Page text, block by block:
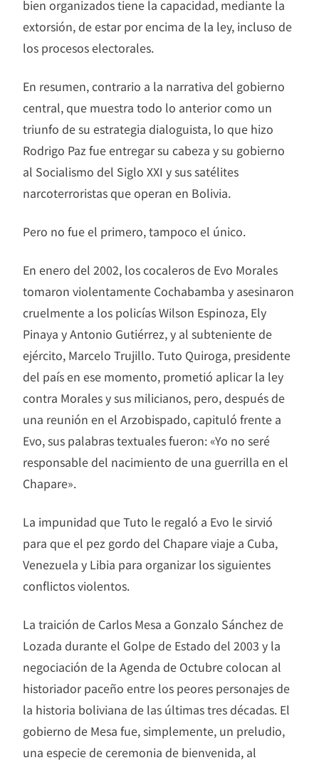
bien organizados tiene la capacidad, mediante la
extorsión, de estar por encima de la ley, incluso de
los procesos electorales.
En resumen, contrario a la narrativa del gobierno
central, que muestra todo lo anterior como un
triunfo de su estrategia dialoguista, lo que hizo
Rodrigo Paz fue entregar su cabeza y su gobierno
al Socialismo del Siglo XXI y sus satélites
narcoterroristas que operan en Bolivia.
Pero no fue el primero, tampoco el único.
En enero del 2002, los cocaleros de Evo Morales
tomaron violentamente Cochabamba y asesinaron
cruelmente a los policías Wilson Espinoza, Ely
Pinaya y Antonio Gutiérrez, y al subteniente de
ejército, Marcelo Trujillo. Tuto Quiroga, presidente
del país en ese momento, prometió aplicar la ley
contra Morales y sus milicianos, pero, después de
una reunión en el Arzobispado, capituló frente a
Evo, sus palabras textuales fueron: «Yo no seré
responsable del nacimiento de una guerrilla en el
Chapare».
La impunidad que Tuto le regaló a Evo le sirvió
para que el pez gordo del Chapare viaje a Cuba,
Venezuela y Libia para organizar los siguientes
conflictos violentos.
La traición de Carlos Mesa a Gonzalo Sánchez de
Lozada durante el Golpe de Estado del 2003 y la
negociación de la Agenda de Octubre colocan al
historiador paceño entre los peores personajes de
la historia boliviana de las últimas tres décadas. El
gobierno de Mesa fue, simplemente, un preludio,
una especie de ceremonia de bienvenida, al